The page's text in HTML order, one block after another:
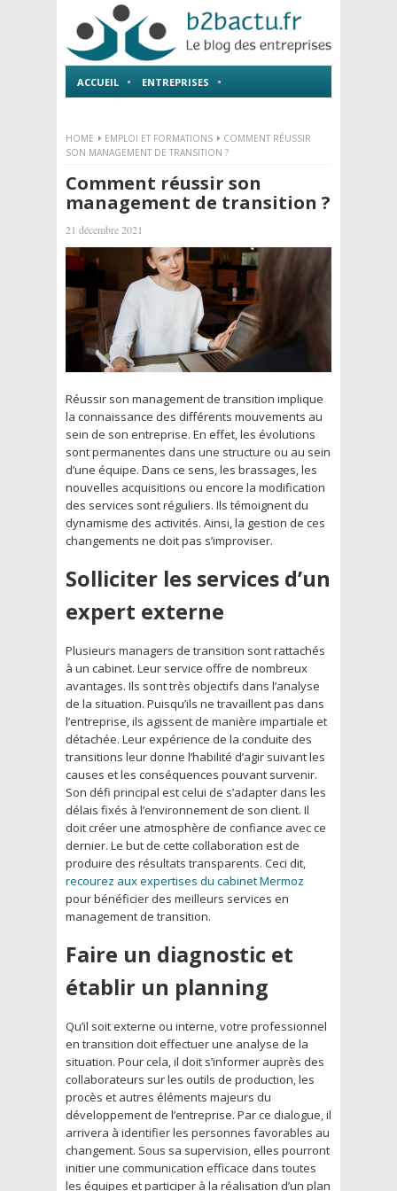
ACCUEIL ENTREPRISES
HOME EMPLOI ET FORMATIONS
COMMENT RÉUSSIR
SON MANAGEMENT DE TRANSITION ?
Comment réussir son
management de transition ?
21 décembre 2021
Réussir son management de transition implique
la connaissance des différents mouvements au
sein de son entreprise. En effet, les évolutions
sont permanentes dans une structure ou au sein
d’une équipe. Dans ce sens, les brassages, les
nouvelles acquisitions ou encore la modification
des services sont réguliers. Ils témoignent du
dynamisme des activités. Ainsi, la gestion de ces
changements ne doit pas s’improviser.
Solliciter les services d’un
expert externe
Plusieurs managers de transition sont rattachés
à un cabinet. Leur service offre de nombreux
avantages. Ils sont très objectifs dans l’analyse
de la situation. Puisqu’ils ne travaillent pas dans
l’entreprise, ils agissent de manière impartiale et
détachée. Leur expérience de la conduite des
transitions leur donne l’habilité d’agir suivant les
causes et les conséquences pouvant survenir.
Son défi principal est celui de s’adapter dans les
délais fixés à l’environnement de son client. Il
doit créer une atmosphère de confiance avec ce
dernier. Le but de cette collaboration est de
produire des résultats transparents. Ceci dit,
recourez aux expertises du cabinet Mermoz
pour bénéficier des meilleurs services en
management de transition.
Faire un diagnostic et
établir un planning
Qu’il soit externe ou interne, votre professionnel
en transition doit effectuer une analyse de la
situation. Pour cela, il doit s’informer auprès des
collaborateurs sur les outils de production, les
procès et autres éléments majeurs du
développement de l’entreprise. Par ce dialogue, il
arrivera à identifier les personnes favorables au
changement. Sous sa supervision, elles pourront
initier une communication efficace dans toutes
les équipes et participer à la réalisation d’un plan